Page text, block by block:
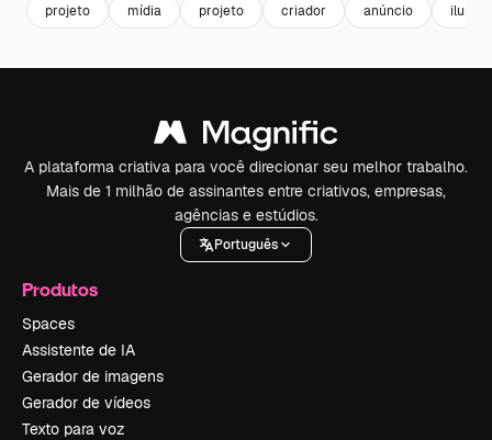
projeto mídia projeto criador anúncio
A plataforma criativa para você direcionar seu melhor trabalho.
Mais de 1 milhão de assinantes entre criativos, empresas,
agências e estúdios.
Português
Produtos
Spaces
Assistente de IA
Gerador de imagens
Gerador de vídeos
Texto para voz